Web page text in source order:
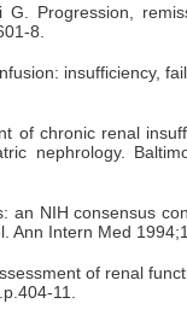
Progression,
8.
insufficiency,
of chronic renal
nephrology.
an NIH consensus
Ann Intern Med
of renal
11.